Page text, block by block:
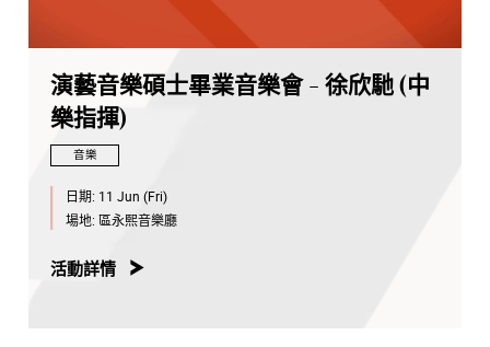
演藝音樂碩士畢業音樂會 - 徐欣馳 (中
樂指揮)
音樂
日期: 11 Jun (Fri)
場地: 區永熙音樂廳
活動詳情